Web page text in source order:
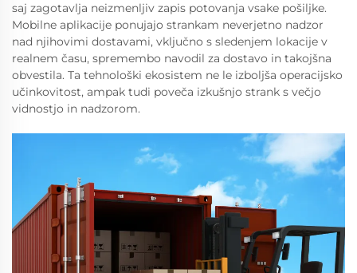
saj zagotavlja neizmenljiv zapis potovanja vsake pošiljke.
Mobilne aplikacije ponujajo strankam neverjetno nadzor
nad njihovimi dostavami, vključno s sledenjem lokacije v
realnem času, spremembo navodil za dostavo in takojšna
obvestila. Ta tehnološki ekosistem ne le izboljša operacijsko
učinkovitost, ampak tudi poveča izkušnjo strank s večjo
vidnostjo in nadzorom.